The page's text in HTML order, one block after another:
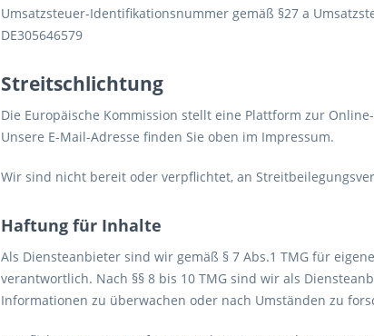
Umsatzsteuer-Identifikationsnummer gemäß §27 a
DE305646579
Streitschlichtung
Die Europäische Kommission stellt eine Plattform zur
Unsere E-Mail-Adresse finden Sie oben im Impressum.
Wir sind nicht bereit oder verpflichtet, an
Haftung für Inhalte
Als Diensteanbieter sind wir gemäß § 7 Abs.1 TMG für
verantwortlich. Nach §§ 8 bis 10 TMG sind wir als
Informationen zu überwachen oder nach Umständen zu